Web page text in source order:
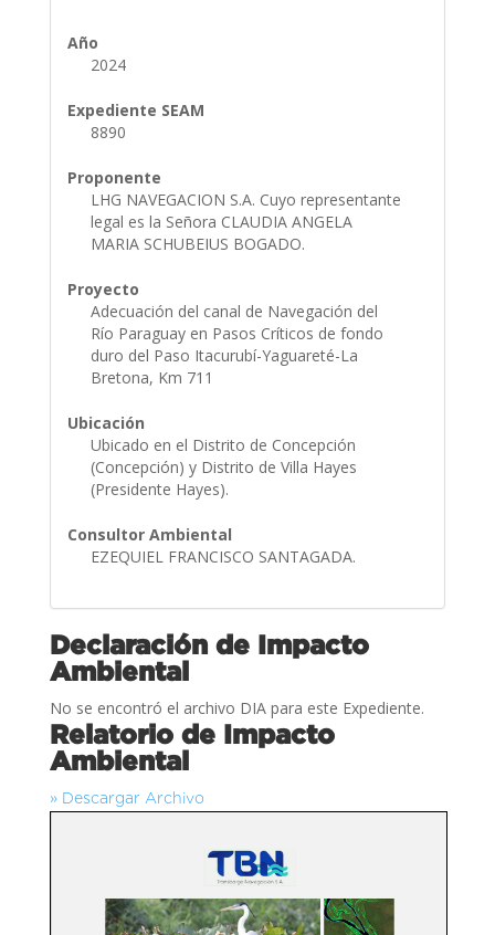
Año
2024
Expediente SEAM
8890
Proponente
LHG NAVEGACION S.A. Cuyo representante
legal es la Señora CLAUDIA ANGELA
MARIA SCHUBEIUS BOGADO.
Proyecto
Adecuación del canal de Navegación del
Río Paraguay en Pasos Críticos de fondo
duro del Paso Itacurubí-Yaguareté-La
Bretona, Km 711
Ubicación
Ubicado en el Distrito de Concepción
(Concepción) y Distrito de Villa Hayes
(Presidente Hayes).
Consultor Ambiental
EZEQUIEL FRANCISCO SANTAGADA.
Declaración de Impacto
Ambiental
No se encontró el archivo DIA para este Expediente.
Relatorio de Impacto
Ambiental
» Descargar Archivo